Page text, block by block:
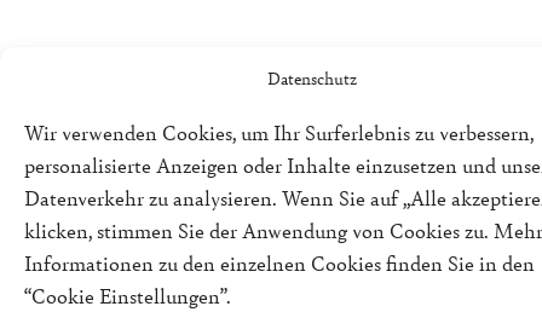
Datenschutz
Wir verwenden Cookies, um Ihr Surferlebnis zu verbessern,
personalisierte Anzeigen oder Inhalte einzusetzen und
Datenverkehr zu analysieren. Wenn Sie auf „Alle
klicken, stimmen Sie der Anwendung von Cookies zu. Mehr
Informationen zu den einzelnen Cookies finden Sie in den
“Cookie Einstellungen”.